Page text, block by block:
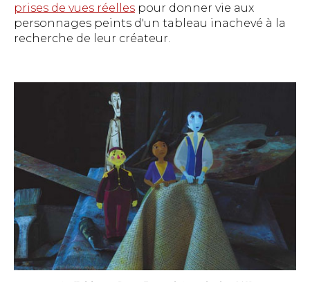
prises de vues réelles pour donner vie aux
personnages peints d'un tableau inachevé à la
recherche de leur créateur.